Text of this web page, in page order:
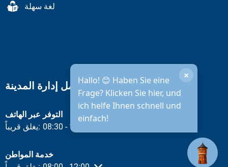
لغة سهلة
Hallo! 😊 Haben Sie eine
Frage? Klicken Sie hier, und
ich helfe Ihnen schnell und
einfach!
×
ساعات عمل إدارة المدينة
التوفر عبر الهاتف
انقر لإخفاء أوقات الفتح أو الإغلاق الأخرى
يغلق قريباً: 08:30 - 12:00
خدمة المواطن